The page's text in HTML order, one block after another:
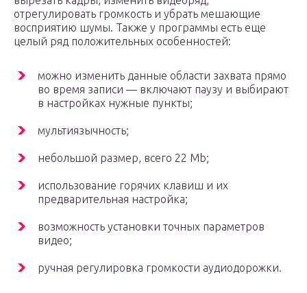
отрегулировать громкость и убрать мешающие
восприятию шумы. Также у программы есть еще
целый ряд положительных особенностей:
можно изменить данные области захвата прямо
во время записи — включают паузу и выбирают
в настройках нужные пункты;
мультиязычность;
небольшой размер, всего 22 Mb;
использование горячих клавиш и их
предварительная настройка;
возможность установки точных параметров
видео;
ручная регулировка громкости аудиодорожки.